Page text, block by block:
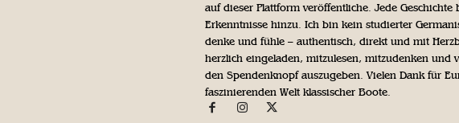
auf dieser Plattform veröffentliche. Jede
Erkenntnisse hinzu. Ich bin kein studierter
denke und fühle – authentisch, direkt und mit
herzlich eingeladen, mitzulesen, mitzudenken und
den Spendenknopf auszugeben. Vielen Dank für
faszinierenden Welt klassischer Boote.